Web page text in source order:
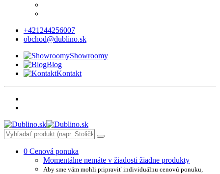
+421244256007
obchod@dublino.sk
Showroomy
Blog
Kontakt
0 Cenová ponuka
Momentálne nemáte v žiadosti žiadne produkty
Aby sme vám mohli pripraviť individuálnu cenovú ponuku,